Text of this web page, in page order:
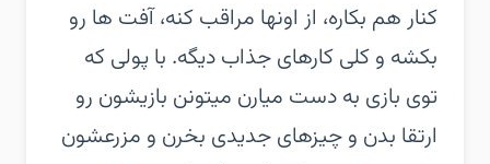
کنار هم بکاره، از اونها مراقب کنه، آفت ها رو
بکشه و کلی کارهای جذاب دیگه. با پولی که
توی بازی به دست میارن میتونن بازیشون رو
ارتقا بدن و چیزهای جدیدی بخرن و مزرعشون